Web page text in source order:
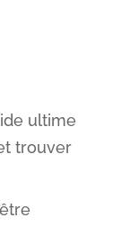
ultime
trouver